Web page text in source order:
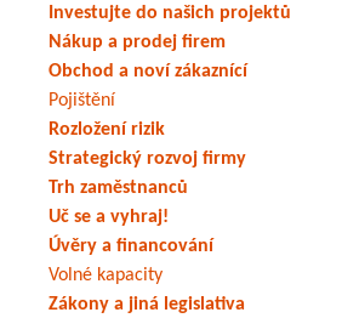
Investujte do našich projektů
Nákup a prodej firem
Obchod a noví zákaznící
Pojištění
Rozložení rizik
Strategický rozvoj firmy
Trh zaměstnanců
Uč se a vyhraj!
Úvěry a financování
Volné kapacity
Zákony a jiná legislativa